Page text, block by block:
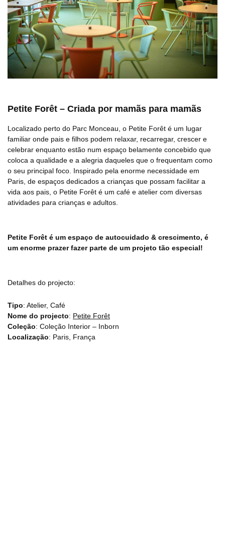
Petite Forêt – Criada por mamãs para mamãs
Localizado perto do Parc Monceau, o Petite Forêt é um lugar
familiar onde pais e filhos podem relaxar, recarregar, crescer e
celebrar enquanto estão num espaço belamente concebido que
coloca a qualidade e a alegria daqueles que o frequentam como
o seu principal foco. Inspirado pela enorme necessidade em
Paris, de espaços dedicados a crianças que possam facilitar a
vida aos pais, o Petite Forêt é um café e atelier com diversas
atividades para crianças e adultos.
Petite Forêt é um espaço de autocuidado & crescimento, é
um enorme prazer fazer parte de um projeto tão especial!
Detalhes do projecto:
Tipo: Atelier, Café
Nome do projecto: Petite Forêt
Coleção: Coleção Interior – Inborn
Localização: Paris, França